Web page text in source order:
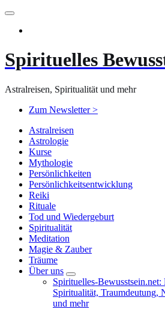
Zum
springen
Spirituelles
Astralreisen, Spiritualität und mehr
Zum Newsletter >
Astralreisen
Astrologie
Kurse
Mythologie
Persönlichkeiten
Persönlichkeitsentwicklung
Reiki
Rituale
Tod und Wiedergeburt
Spiritualität
Meditation
Magie & Zauber
Träume
Über uns
Spirituelles-
Spiritualität, Traumdeutung,
und mehr